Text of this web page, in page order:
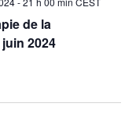
de la
2024